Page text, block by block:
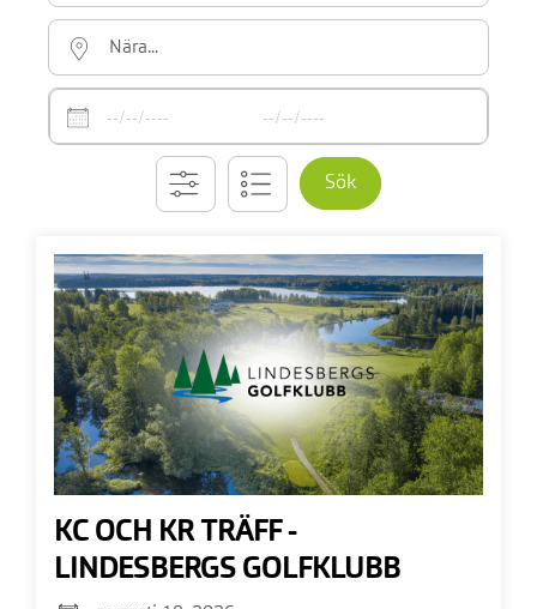
Nära...
Datum
Sök
KC OCH KR TRÄFF -
LINDESBERGS GOLFKLUBB